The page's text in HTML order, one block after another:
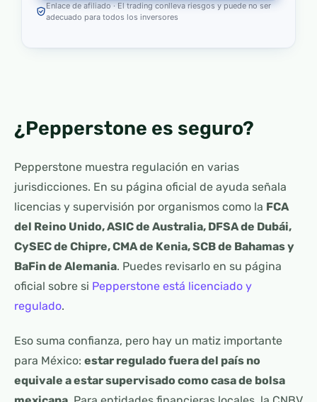
Enlace de afiliado · El trading conlleva riesgos y puede no ser
adecuado para todos los inversores
¿Pepperstone es seguro?
Pepperstone muestra regulación en varias
jurisdicciones. En su página oficial de ayuda señala
licencias y supervisión por organismos como la FCA
del Reino Unido, ASIC de Australia, DFSA de Dubái,
CySEC de Chipre, CMA de Kenia, SCB de Bahamas y
BaFin de Alemania. Puedes revisarlo en su página
oficial sobre si Pepperstone está licenciado y
regulado.
Eso suma confianza, pero hay un matiz importante
para México: estar regulado fuera del país no
equivale a estar supervisado como casa de bolsa